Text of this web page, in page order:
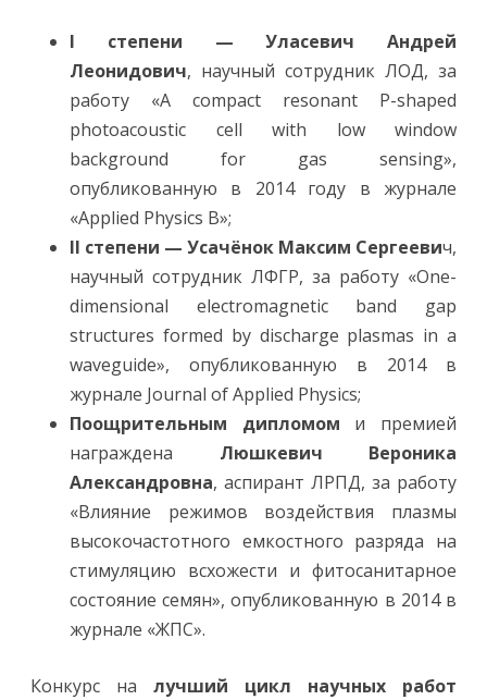
а
б
о
т
м
о
л
о
д
ы
х
н
х
I степени — Уласевич Андрей
Леонидович, научный сотрудник ЛОД, за
работу «A compact resonant P-shaped
photoacoustic cell with low window
background for gas sensing»,
опубликованную в 2014 году в журнале
«Applied Physics B»;
II степени — Усачёнок Максим Сергеевич,
научный сотрудник ЛФГР, за работу «One-
dimensional electromagnetic band gap
structures formed by discharge plasmas in a
waveguide», опубликованную в 2014 в
журнале Journal of Applied Physics;
Поощрительным дипломом и премией
награждена Люшкевич Вероника
Александровна, аспирант ЛРПД, за работу
«Влияние режимов воздействия плазмы
высокочастотного емкостного разряда на
стимуляцию всхожести и фитосанитарное
состояние семян», опубликованную в 2014 в
журнале «ЖПС».
Конкурс на лучший цикл научных работ